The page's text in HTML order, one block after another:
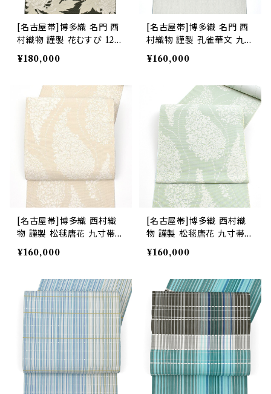
[名古屋帯]博多織 名門 西
村織物 謹製 花むすび 12枚
朱子 寿菊 八寸帯 正絹 日
本製(商品番号:22437)
¥180,000
[名古屋帯]博多織 名門 西
村織物 謹製 孔雀華文 九寸
帯 正絹 日本製(商品番号:2
2428)
¥160,000
[名古屋帯]博多織 西村織
物 謹製 松毬唐花 九寸帯
正絹 日本製(商品番号:223
10)
¥160,000
[名古屋帯]博多織 西村織
物 謹製 松毬唐花 九寸帯
正絹 日本製(商品番号:192
20)
¥160,000